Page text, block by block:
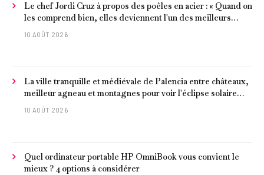
Le chef Jordi Cruz à propos des poêles en acier : « Quand on
les comprend bien, elles deviennent l'un des meilleurs
ustensiles de cuisine »
10 AOÛT 2026
La ville tranquille et médiévale de Palencia entre châteaux,
meilleur agneau et montagnes pour voir l'éclipse solaire
10 AOÛT 2026
Quel ordinateur portable HP OmniBook vous convient le
mieux ? 4 options à considérer